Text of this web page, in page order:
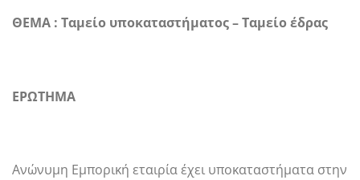
ΘΕΜΑ : Ταμείο υποκαταστήματος – Ταμείο έδρας
ΕΡΩΤΗΜΑ
Ανώνυμη Εμπορική εταιρία έχει υποκαταστήματα στην